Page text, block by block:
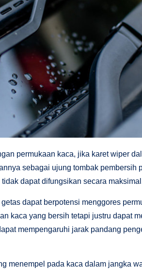
permukaan kaca, jika karet wiper
sebagai ujung tombak pembersih
dapat difungsikan secara
dapat berpotensi menggores
kaca yang bersih tetapi justru dapat
mempengaruhi jarak pandang
menempel pada kaca dalam jangka